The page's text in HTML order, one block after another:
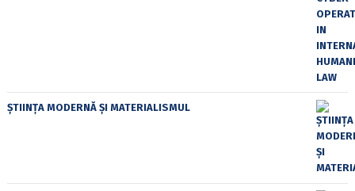
ȘTIINȚA MODERNĂ ȘI MATERIALISMUL